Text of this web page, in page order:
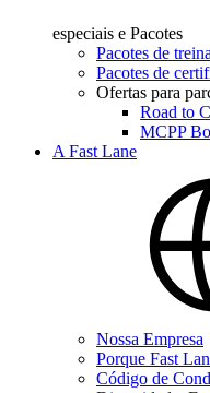
especiais e Pacotes
Pacotes de
Pacotes de
Ofertas para
Road to
MCPP
A Fast Lane
Nossa Empresa
Porque Fast
Código de